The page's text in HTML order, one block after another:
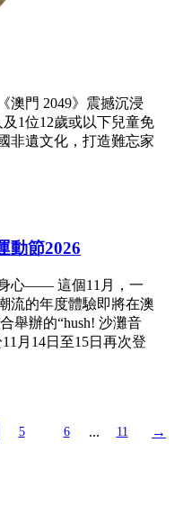
澳門 2049》震撼沉浸
1位12歲或以下兒童免
非遺文化，打造難忘家
動節2026
心—— 這個11月，一
流的年度體驗即將在澳
舉辦的“hush! 沙灘音
月14日至15日再次登
5 6 ... 11 →